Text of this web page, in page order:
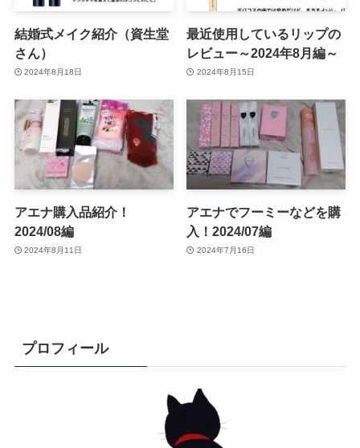
結婚式メイク紹介（資生堂
さん）
2024年8月18日
最近使用しているリップの
レビュー～2024年8月編～
2024年8月15日
アエナ購入品紹介！
2024/08編
2024年8月11日
アエナでフーミーなどを購
入！2024/07編
2024年7月16日
プロフィール